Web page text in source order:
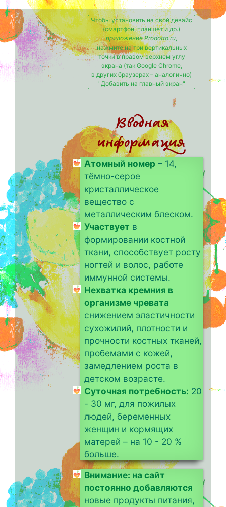
Чтобы установить на свой девайс
(смартфон, планшет и др.)
приложение Prodotto.ru,
нажмите на три вертикальных
точки в правом верхнем углу
экрана (так Google Chrome,
в других браузерах – аналогично)
"Добавить на главный экран"
Вводная
информация
Атомный номер – 14,
тёмно-серое
кристаллическое
вещество с
металлическим блеском.
Участвует в
формировании костной
ткани, способствует росту
ногтей и волос, работе
иммунной системы.
Нехватка кремния в
организме чревата
снижением эластичности
сухожилий, плотности и
прочности костных тканей,
пробемами с кожей,
замедлением роста в
детском возрасте.
Суточная потребность: 20
- 30 мг, для пожилых
людей, беременных
женщин и кормящих
матерей – на 10 - 20 %
больше.
Внимание: на сайт
постоянно добавляются
новые продукты питания,